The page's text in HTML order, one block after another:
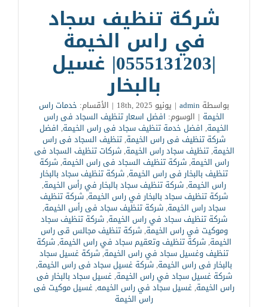
شركة تنظيف سجاد
في راس الخيمة
|0555131203| غسيل
بالبخار
بواسطة admin
| يونيو 18th, 2025 | الأقسام: خدمات راس
الخيمة | الوسوم: افضل اسعار تنظيف السجاد فى راس
الخيمة, افضل خدمة تنظيف سجاد فى راس الخيمة, افضل
شركة تنظيف فى راس الخيمة,تنظيف السجاد فى راس
الخيمة,تنظيف سجاد راس الخيمة,شركات تنظيف السجاد فى
راس الخيمة,شركة تنظيف السجاد فى راس الخيمة,شركة
تنظيف بالبخار فى راس الخيمة,شركة تنظيف سجاد بالبخار
راس الخيمة,شركة تنظيف سجاد بالبخار في رأس الخيمة,
شركة تنظيف سجاد بالبخار في راس الخيمة,شركة تنظيف
سجاد راس الخيمة,شركة تنظيف سجاد فى رأس الخيمة,
شركة تنظيف سجاد في راس الخيمة,شركة تنظيف سجاد
وموكيت في راس الخيمة,شركة تنظيف مجالس قى راس
الخيمة,شركة تنظيف وتعقيم سجاد في راس الخيمة,شركة
تنظيف وغسيل سجاد في راس الخيمة,شركة غسيل سجاد
بالبخار فى راس الخيمة,شركة غسيل سجاد فى راس الخيمة,
شركة غسيل سجاد في راس الخيمة,غسيل سجاد بالبخار فى
راس الخيمة,غسيل سجاد في راس الخيمه,غسيل موكيت فى
راس الخيمة